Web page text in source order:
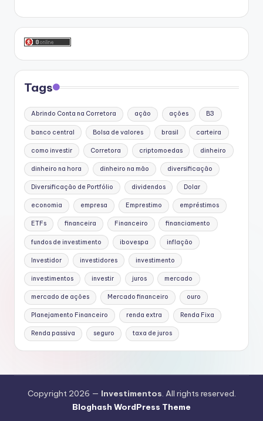
Tags
Abrindo Conta na Corretora ação ações B3
banco central Bolsa de valores brasil carteira
como investir Corretora criptomoedas dinheiro
dinheiro na hora dinheiro na mão diversificação
Diversificação de Portfólio dividendos Dolar
economia empresa Emprestimo empréstimos
ETFs financeira Financeiro financiamento
fundos de investimento ibovespa inflação
Investidor investidores investimento
investimentos investir juros mercado
mercado de ações Mercado financeiro ouro
Planejamento Financeiro renda extra Renda Fixa
Renda passiva seguro taxa de juros
Copyright 2026 — Investimentos. All rights reserved.
Bloghash WordPress Theme